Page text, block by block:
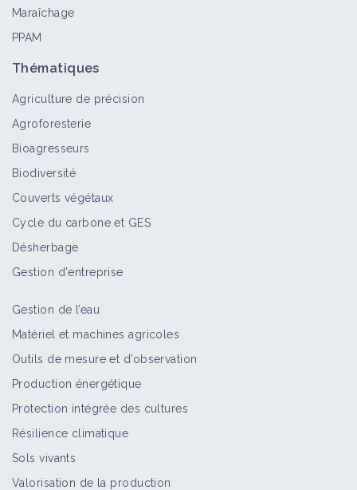
Maraîchage
PPAM
Thématiques
Agriculture de précision
Agroforesterie
Bioagresseurs
Biodiversité
Couverts végétaux
Cycle du carbone et GES
Désherbage
Gestion d'entreprise
Gestion de l’eau
Matériel et machines agricoles
Outils de mesure et d’observation
Production énergétique
Protection intégrée des cultures
Résilience climatique
Sols vivants
Valorisation de la production